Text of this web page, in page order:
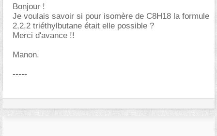
Bonjour !
Je voulais savoir si pour isomère de C8H18 la formule
2,2,2 triéthylbutane était elle possible ?
Merci d'avance !!
Manon.
-----